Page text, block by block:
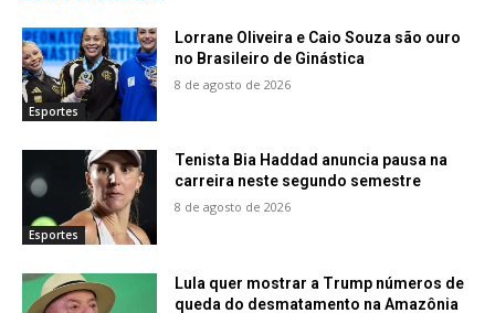
Esportes
Lorrane Oliveira e Caio Souza são ouro
no Brasileiro de Ginástica
8 de agosto de 2026
Esportes
Tenista Bia Haddad anuncia pausa na
carreira neste segundo semestre
8 de agosto de 2026
Lula quer mostrar a Trump números de
queda do desmatamento na Amazônia